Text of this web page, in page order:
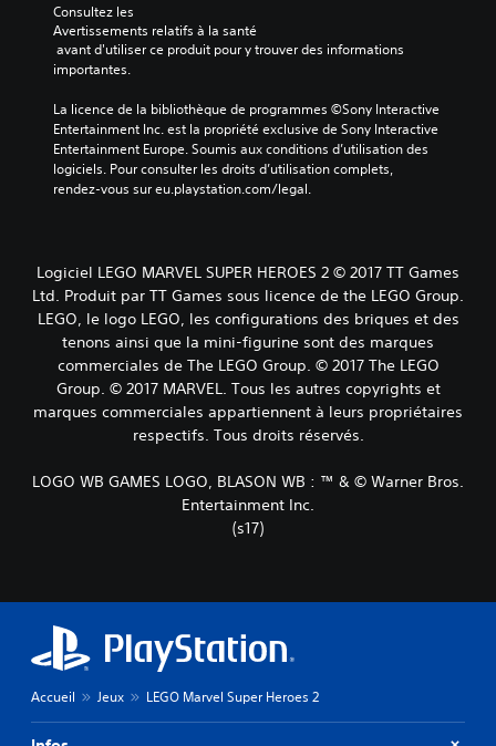
Consultez les
Avertissements relatifs à la santé
importantes.
La licence de la bibliothèque de programmes ©Sony Interactive
Entertainment Inc. est la propriété exclusive de Sony Interactive
Entertainment Europe. Soumis aux conditions d’utilisation des
logiciels. Pour consulter les droits d’utilisation complets,
rendez-vous sur eu.playstation.com/legal.
Logiciel LEGO MARVEL SUPER HEROES 2 © 2017 TT Games
Ltd. Produit par TT Games sous licence de the LEGO Group.
LEGO, le logo LEGO, les configurations des briques et des
tenons ainsi que la mini-figurine sont des marques
commerciales de The LEGO Group. © 2017 The LEGO
Group. © 2017 MARVEL. Tous les autres copyrights et
marques commerciales appartiennent à leurs propriétaires
respectifs. Tous droits réservés.
LOGO WB GAMES LOGO, BLASON WB : ™ & © Warner Bros.
Entertainment Inc.
(s17)
Accueil Jeux LEGO Marvel Super Heroes 2